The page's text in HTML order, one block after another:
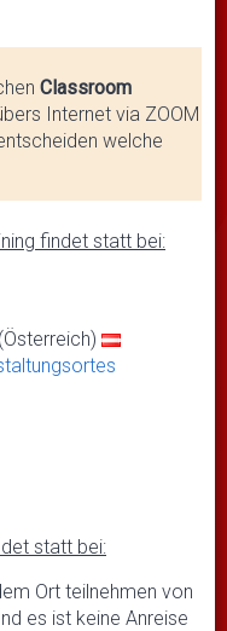
Classroom
Internet via ZOOM
welche
findet statt bei:
statt bei:
Ort teilnehmen von
es ist keine Anreise